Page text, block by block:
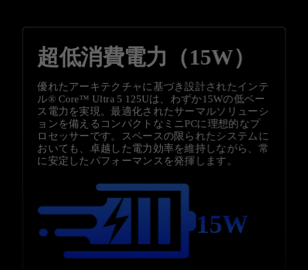
超低消費電力（15W）
優れたアーキテクチャに基づき設計されたインテ
ル® Core™ Ultra 5 125Uは、わずか15Wの低ベー
ス電力を実現。最適化されたサーマルソリューシ
ョンを備えるコンパクトなミニPCに理想的なプ
ロセッサーです。スペースの限られたシステムに
おいても、卓越した電力効率を維持しながら、常
に安定したパフォーマンスを発揮します。
15W